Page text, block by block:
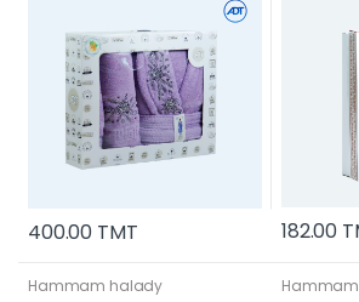
400.00 TMT 182.00
Hammam halady